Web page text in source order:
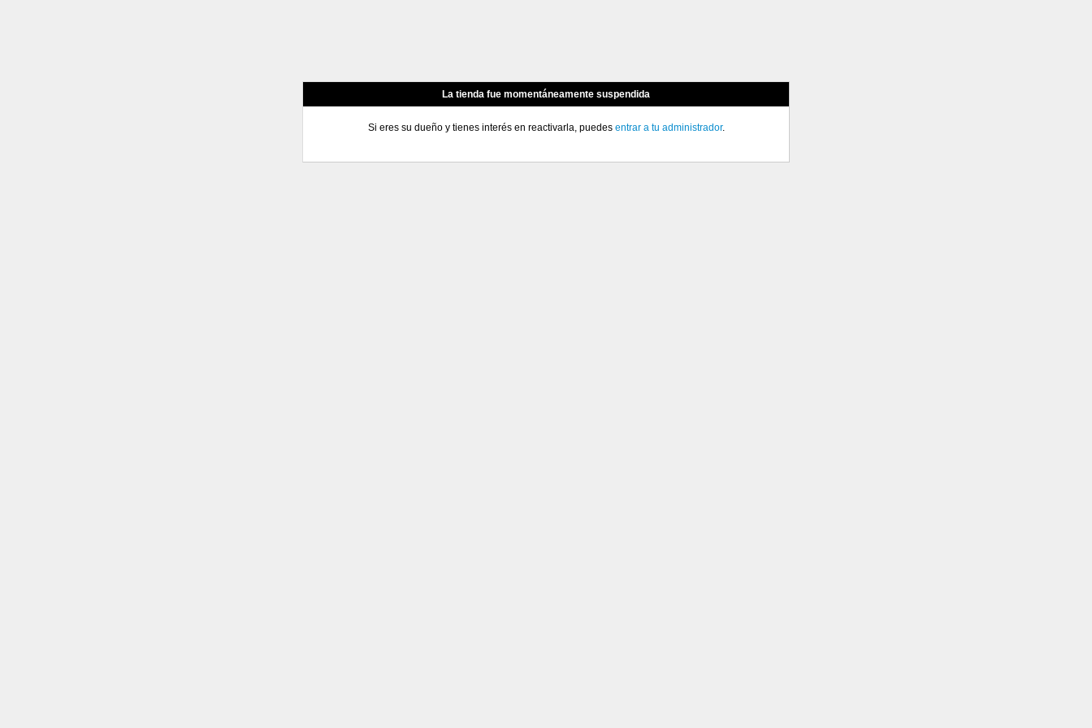
La tienda fue momentáneamente suspendida
Si eres su dueño y tienes interés en reactivarla, puedes entrar a tu administrador.